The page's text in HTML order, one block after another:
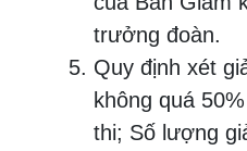
trưởng đoàn.
Quy định xét
không quá
thi; Số lượng